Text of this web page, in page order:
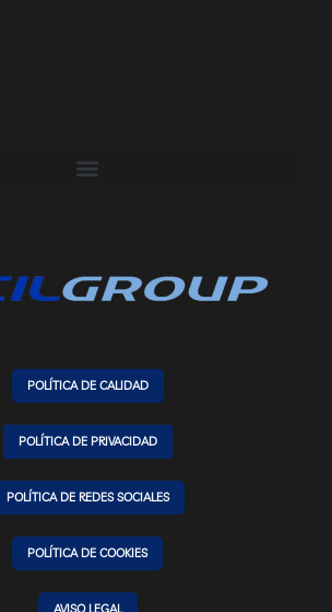
POLÍTICA DE CALIDAD
POLÍTICA DE PRIVACIDAD
POLÍTICA DE REDES SOCIALES
POLÍTICA DE COOKIES
AVISO LEGAL